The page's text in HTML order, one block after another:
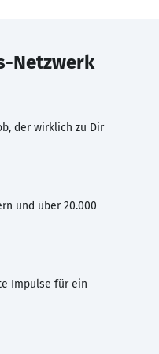
Netzwerk
der wirklich zu Dir
und über 20.000
Impulse für ein